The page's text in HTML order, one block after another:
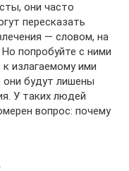
они часто
пересказать
— словом, на
попробуйте с ними
излагаемому ими
будут лишены
У таких людей
вопрос: почему